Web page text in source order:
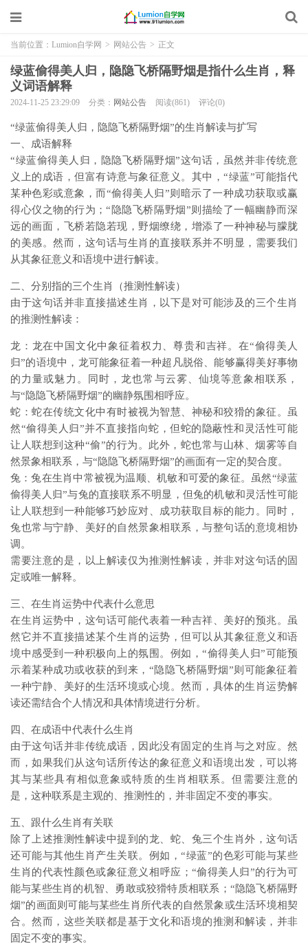
当前位置： Lumion自学网 > 网站公告 > 正文
绿蓝偷得美人归，隐隐飞桥隔野烟是指什么生肖，释
义词语解释
2024-11-25 23:29:09 分类： 网站公告 阅读(861) 评论(0)
“绿蓝偷得美人归，隐隐飞桥隔野烟”的生肖解读与扩写
一、成语解释
“绿蓝偷得美人归，隐隐飞桥隔野烟”这句话，虽然并非传统意
义上的成语，但富有诗意与象征意义。其中，“绿蓝”可能指代
某种色彩或意象，而“偷得美人归”则暗示了一种成功获取或赢
得心仪之物的行为；“隐隐飞桥隔野烟”则描绘了一幅幽静而深
远的画面，飞桥若隐若现，野烟缭绕，增添了一种神秘与朦胧
的美感。然而，这句话与生肖的直接联系并不明显，需要我们
从其象征意义和语境中进行解读。
二、分别指的三个生肖（推测性解读）
由于这句话并非直接描述生肖，以下是对可能涉及的三个生肖
的推测性解读：
龙：龙在中国文化中象征着权力、尊贵和吉祥。在“偷得美人
归”的语境中，龙可能象征着一种超凡脱俗、能够赢得美好事物
的力量或魅力。同时，龙也常与云雾、仙境等意象相联系，
与“隐隐飞桥隔野烟”的幽静氛围相呼应。
蛇：蛇在传统文化中有时被视为智慧、神秘和狡猾的象征。虽
然“偷得美人归”并不直接指向蛇，但蛇的隐蔽性和灵活性可能
让人联想到这种“偷”的行为。此外，蛇也常与山林、烟雾等自
然景象相联系，与“隐隐飞桥隔野烟”的画面有一定的契合度。
兔：兔在生肖中常被视为温顺、机敏和可爱的象征。虽然“绿蓝
偷得美人归”与兔的直接联系不明显，但兔的机敏和灵活性可能
让人联想到一种能够巧妙应对、成功获取目标的能力。同时，
兔也常与宁静、美好的自然景象相联系，与整句话的意境相协
调。
需要注意的是，以上解读仅为推测性解读，并非对这句话的固
定或唯一解释。
三、在生肖运势中代表什么意思
在生肖运势中，这句话可能代表着一种吉祥、美好的预兆。虽
然它并不直接描述某个生肖的运势，但可以从其象征意义和语
境中感受到一种积极向上的氛围。例如，“偷得美人归”可能预
示着某种成功或收获的到来，“隐隐飞桥隔野烟”则可能象征着
一种宁静、美好的生活环境或心境。然而，具体的生肖运势解
读还需结合个人情况和具体情境进行分析。
四、在成语中代表什么生肖
由于这句话并非传统成语，因此没有固定的生肖与之对应。然
而，如果我们从这句话所传达的象征意义和语境出发，可以将
其与某些具有相似意象或特质的生肖相联系。但需要注意的
是，这种联系是主观的、推测性的，并非固定不变的事实。
五、跟什么生肖有关联
除了上述推测性解读中提到的龙、蛇、兔三个生肖外，这句话
还可能与其他生肖产生关联。例如，“绿蓝”的色彩可能与某些
生肖的代表性颜色或象征意义相呼应；“偷得美人归”的行为可
能与某些生肖的机智、勇敢或狡猾特质相联系；“隐隐飞桥隔野
烟”的画面则可能与某些生肖所代表的自然景象或生活环境相契
合。然而，这些关联都是基于文化和语境的推测和解读，并非
固定不变的事实。